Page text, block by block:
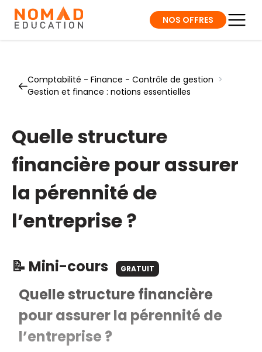
NOS OFFRES
Comptabilité - Finance - Contrôle de gestion >
Gestion et finance : notions essentielles
Quelle structure
financière pour assurer
la pérennité de
l’entreprise ?
📝 Mini-cours GRATUIT
Quelle structure financière
pour assurer la pérennité de
l’entreprise ?